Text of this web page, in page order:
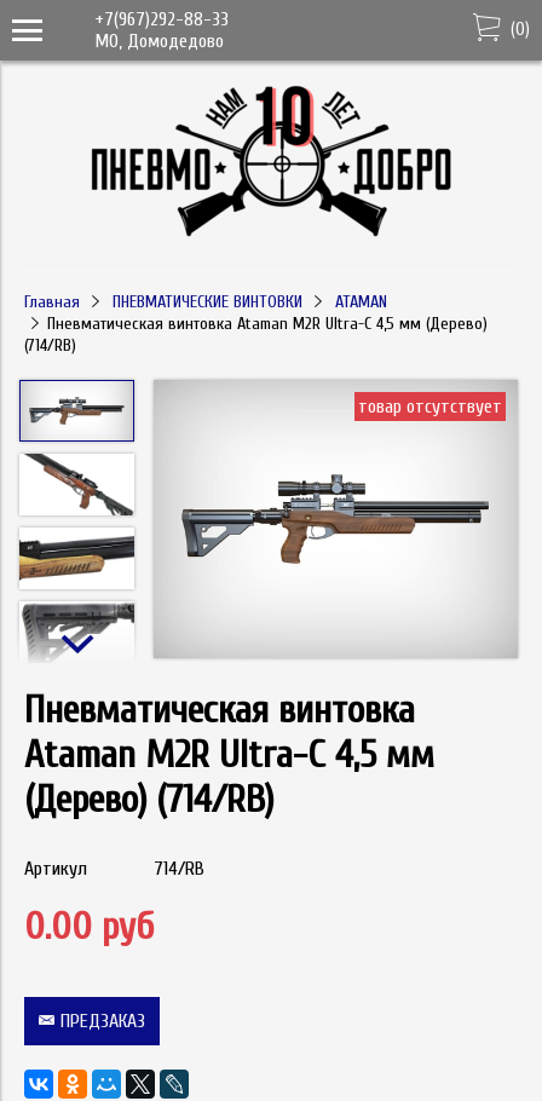
+7(967)292-88-33
МО, Домодедово
(0)
Главная ПНЕВМАТИЧЕСКИЕ ВИНТОВКИ
ATAMAN
Пневматическая винтовка Ataman M2R Ultra-C 4,5 мм (Дерево)
(714/RB)
товар отсутствует
Пневматическая винтовка
Ataman M2R Ultra-C 4,5 мм
(Дерево) (714/RB)
Артикул 714/RB
0.00 руб
ПРЕДЗАКАЗ